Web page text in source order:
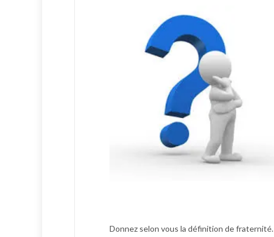
Donnez selon vous la définition de fraternité.